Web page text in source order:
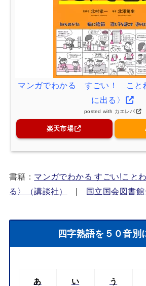
マンガでわかる すごい！ こと
に出る〉
posted with カエレバ
楽天市場
書籍： マンガでわかる すごい!こと
る〉（講談社）
| 国立国会図書館
四字熟語を５０音別
あ い う